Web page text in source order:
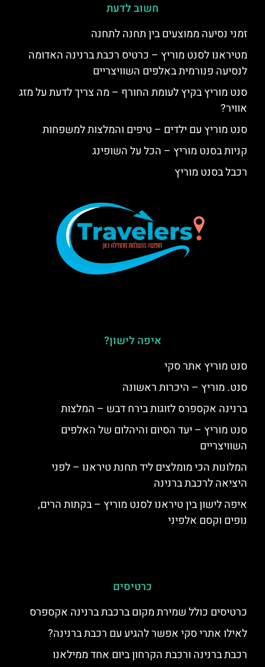
חשוב לדעת
זמני נסיעה ממוצעים בין תחנה לתחנה
מטיראנו לסנט מוריץ – כרטיס רכבת ברנינה האדומה
לנסיעה פנורמית באלפים השוויצריים
סנט מוריץ בקיץ לעומת החורף – מה צריך לדעת על מזג
אוויר?
סנט מוריץ עם ילדים – טיפים והמלצות למשפחות
קניות בסנט מוריץ – הכל על השופינג
רכבל בסנט מוריץ
איפה לישון?
סנט מוריץ אתר סקי
סנט. מוריץ – היכרות ראשונה
ברנינה אקספרס לזוגות בירח דבש – המלצות
סנט מוריץ – יעד הסיום והיהלום של האלפים
השוויצריים
המלונות הכי מומלצים ליד תחנת טיראנו – לפני
היציאה לרכבת ברנינה
איפה לישון בין טיראנו לסנט מוריץ – בקתות הרים,
נופים וקסם אלפיני
כרטיסים
כרטיסים כולל שמירת מקום ברכבת ברנינה אקספרס
לאילו אתרי סקי אפשר להגיע עם רכבת ברנינה?
רכבת ברנינה ורכבת הקרחון ביום אחד ממילאנו